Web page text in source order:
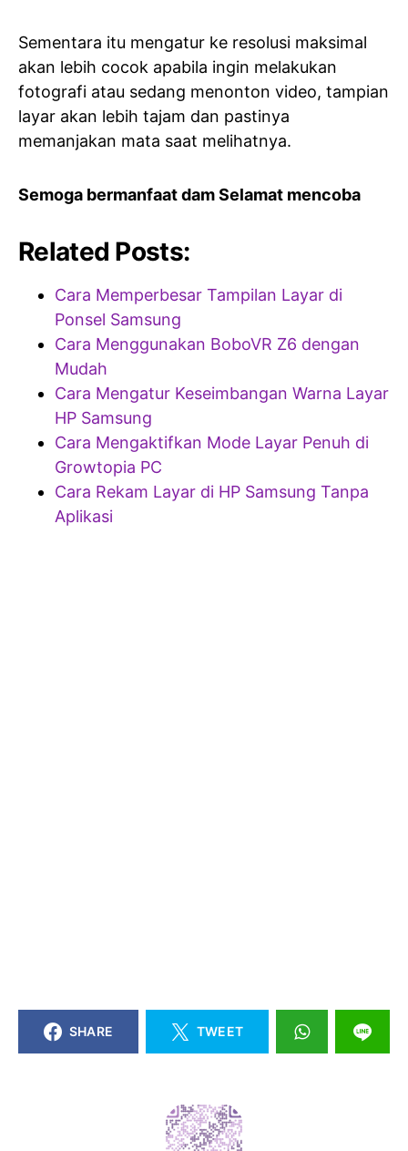
Sementara itu mengatur ke resolusi maksimal
akan lebih cocok apabila ingin melakukan
fotografi atau sedang menonton video, tampian
layar akan lebih tajam dan pastinya
memanjakan mata saat melihatnya.
Semoga bermanfaat dam Selamat mencoba
Related Posts:
Cara Memperbesar Tampilan Layar di
Ponsel Samsung
Cara Menggunakan BoboVR Z6 dengan
Mudah
Cara Mengatur Keseimbangan Warna Layar
HP Samsung
Cara Mengaktifkan Mode Layar Penuh di
Growtopia PC
Cara Rekam Layar di HP Samsung Tanpa
Aplikasi
SHARE TWEET